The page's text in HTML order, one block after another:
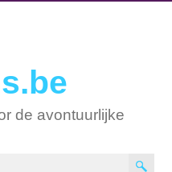
de avontuurlijke